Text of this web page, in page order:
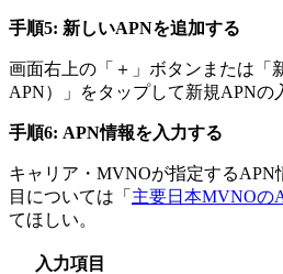
手順5: 新しいAPNを追加する
画面右上の「＋」ボタンまたは「
APN）」をタップして新規APNの
手順6: APN情報を入力する
キャリア・MVNOが指定するAPN
目については「 主要日本MVNOの
てほしい。
入力項目